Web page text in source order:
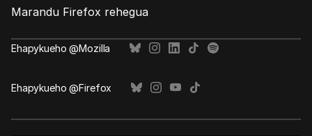
Marandu Firefox rehegua
Ehapykueho @Mozilla
Ehapykueho @Firefox